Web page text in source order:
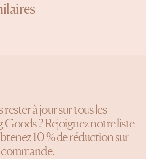
rester à jour sur tous les
? Rejoignez notre liste
10 % de réduction sur